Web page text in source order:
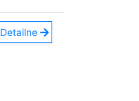
Detailne